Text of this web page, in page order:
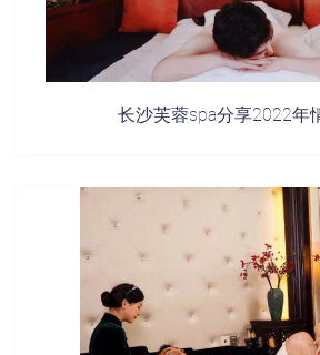
长沙芙蓉spa分享2022年